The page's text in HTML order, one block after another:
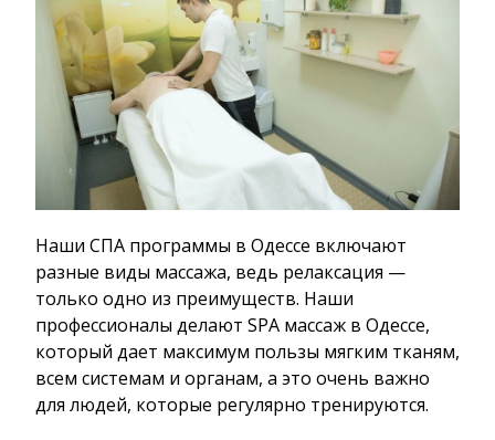
Наши СПА программы в Одессе включают
разные виды массажа, ведь релаксация —
только одно из преимуществ. Наши
профессионалы делают SPA массаж в Одессе,
который дает максимум пользы мягким тканям,
всем системам и органам, а это очень важно
для людей, которые регулярно тренируются.